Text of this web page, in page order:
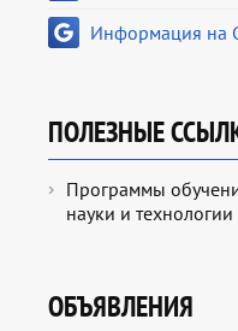
Информация на
ПОЛЕЗНЫЕ
Программы
науки и технологии
ОБЪЯВЛЕНИЯ